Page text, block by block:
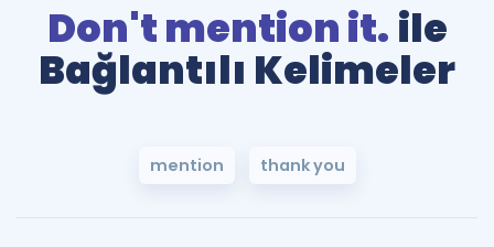
Don't mention it. ile
Bağlantılı Kelimeler
mention thank you